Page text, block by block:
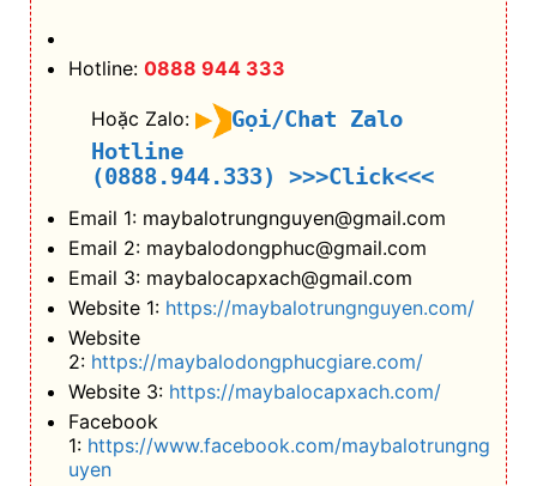
Hotline: 0888 944 333
Hoặc Zalo:
Gọi/Chat Zalo
Hotline
(0888.944.333)
>>>Click<<<
Email 1: maybalotrungnguyen@gmail.com
Email 2: maybalodongphuc@gmail.com
Email 3: maybalocapxach@gmail.com
Website 1: https://maybalotrungnguyen.com/
Website
2: https://maybalodongphucgiare.com/
Website 3: https://maybalocapxach.com/
Facebook
1: https://www.facebook.com/maybalotrungng
uyen